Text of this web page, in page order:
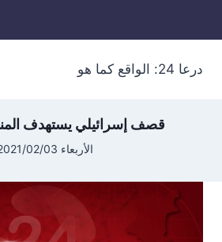
درعا 24: الواقع كما هو
قصف إسرائيلي يستهدف
الأربعاء 2021/02/03